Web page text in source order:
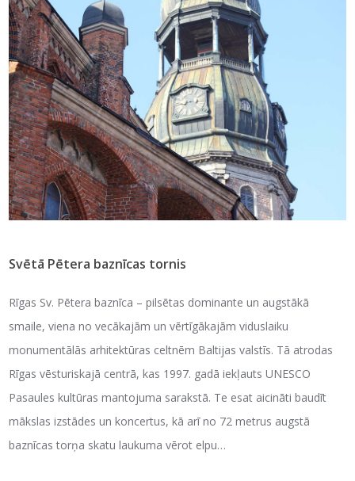
Svētā Pētera baznīcas tornis
Rīgas Sv. Pētera baznīca – pilsētas dominante un augstākā
smaile, viena no vecākajām un vērtīgākajām viduslaiku
monumentālās arhitektūras celtnēm Baltijas valstīs. Tā atrodas
Rīgas vēsturiskajā centrā, kas 1997. gadā iekļauts UNESCO
Pasaules kultūras mantojuma sarakstā. Te esat aicināti baudīt
mākslas izstādes un koncertus, kā arī no 72 metrus augstā
baznīcas torņa skatu laukuma vērot elpu…